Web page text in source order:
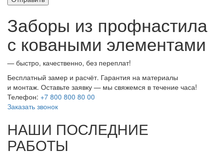
Заборы из профнастила
с коваными элементами
— быстро, качественно, без переплат!
Бесплатный замер и расчёт. Гарантия на материалы
и монтаж. Оставьте заявку — мы свяжемся в течение часа!
Телефон: +7 800 800 80 00
Заказать звонок
НАШИ ПОСЛЕДНИЕ
РАБОТЫ